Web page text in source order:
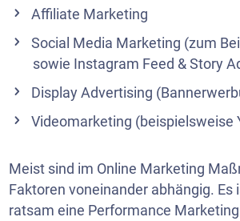
Affiliate Marketing
Social Media Marketing (zum
sowie Instagram Feed & Story
Display Advertising
Videomarketing (beispielsweise
Meist sind im Online Marketing
Faktoren voneinander abhängig. Es
ratsam eine Performance